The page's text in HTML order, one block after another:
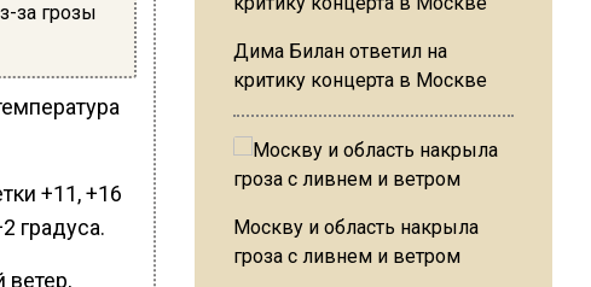
за грозы
+11, +16
градуса.
Дима Билан ответил на
критику концерта в Москве
Москву и область накрыла
гроза с ливнем и ветром